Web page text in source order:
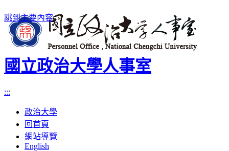
跳到主要內容
國立政治大學人事室
:::
政治大學
回首頁
網站導覽
English